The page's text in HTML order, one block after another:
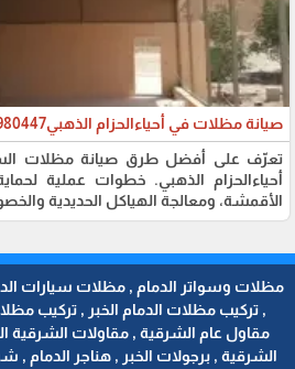
صيانة مظلات في أحياءالحزام الذهبي0556980447
تعرّف على أفضل طرق صيانة مظلات
أحياءالحزام الذهبي. خطوات عملية
الأقمشة، ومعالجة الهياكل الحديدية
مظلات وسواتر الدمام , مظلات سيارات
, تركيب مظلات الدمام الخبر , تركيب
مقاول عام الشرقية , مقاولات الشرقية
الشرقية , برجولات الخبر , هناجر الدمام ,